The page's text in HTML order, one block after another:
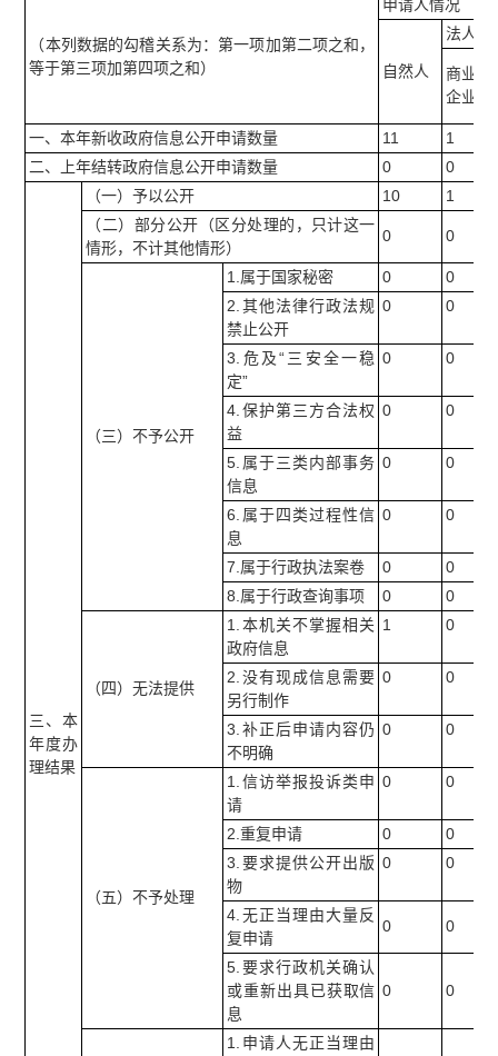
（本列数据的勾稽关系为：第一项加第二项之和，
等于第三项加第四项之和）
申请人情况
自然人
法人或
商业
企业
一、本年新收政府信息公开申请数量 11 1
二、上年结转政府信息公开申请数量
0 0
三、本
年度办
理结果
（一）予以公开 10 1
（二）部分公开（区分处理的，只计这一
情形，不计其他情形）
0 0
（三）不予公开
1.属于国家秘密 0 0
2.其他法律行政法规
禁止公开
0 0
3.危及“三安全一稳
定”
0 0
4.保护第三方合法权
益
0 0
5.属于三类内部事务
信息
0 0
6.属于四类过程性信
息
0 0
7.属于行政执法案卷 0 0
8.属于行政查询事项
0 0
（四）无法提供
1.本机关不掌握相关
政府信息
1 0
2.没有现成信息需要
另行制作
0 0
3.补正后申请内容仍
不明确
0 0
（五）不予处理
1.信访举报投诉类申
请
0 0
2.重复申请 0 0
3.要求提供公开出版
物
0 0
4.无正当理由大量反
复申请
0 0
5.要求行政机关确认
或重新出具已获取信
息
0 0
1.申请人无正当理由